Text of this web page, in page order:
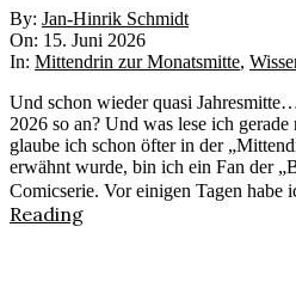
2026-
06-
15
By: Jan-Hinrik Schmidt
On: 15. Juni 2026
In: Mittendrin zur Monatsmitte,
Und schon wieder quasi
2026 so an? Und was lese ich
glaube ich schon öfter in der
erwähnt wurde, bin ich ein Fan der
Comicserie. Vor einigen Tagen habe
Reading